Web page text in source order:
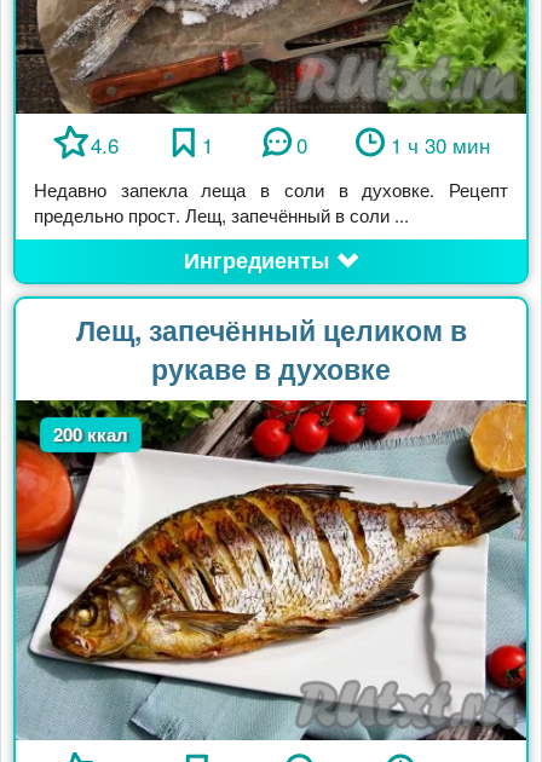
4.6 1 0 1 ч 30 мин
Недавно запекла леща в соли в духовке. Рецепт
предельно прост. Лещ, запечённый в соли ...
Ингредиенты
Лещ, запечённый целиком в
рукаве в духовке
200 ккал